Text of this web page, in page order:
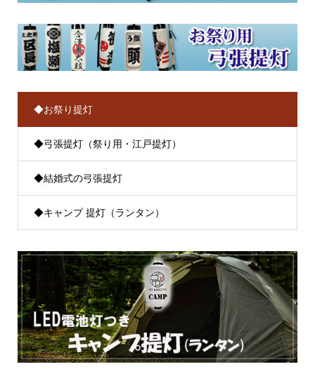
◆お祭り提灯
◆弓張提灯（祭り用・江戸提灯）
◆結婚式の弓張提灯
◆キャンプ 提灯（ランタン）